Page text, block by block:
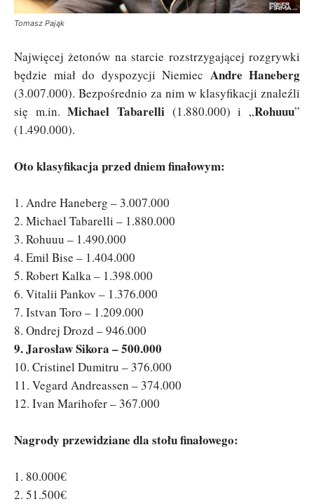
Tomasz Pająk
Najwięcej żetonów na starcie rozstrzygającej rozgrywki
będzie miał do dyspozycji Niemiec Andre Haneberg
(3.007.000). Bezpośrednio za nim w klasyfikacji znaleźli
się m.in.Michael Tabarelli (1.880.000) i „Rohuuu”
(1.490.000).
Oto klasyfikacja przed dniem finałowym:
1. Andre Haneberg – 3.007.000
2. Michael Tabarelli – 1.880.000
3. Rohuuu – 1.490.000
4. Emil Bise – 1.404.000
5. Robert Kalka – 1.398.000
6. Vitalii Pankov – 1.376.000
7. Istvan Toro – 1.209.000
8. Ondrej Drozd – 946.000
9. Jarosław Sikora – 500.000
10. Cristinel Dumitru – 376.000
11. Vegard Andreassen – 374.000
12. Ivan Marihofer – 367.000
Nagrody przewidziane dla stołu finałowego:
1. 80.000€
2. 51.500€